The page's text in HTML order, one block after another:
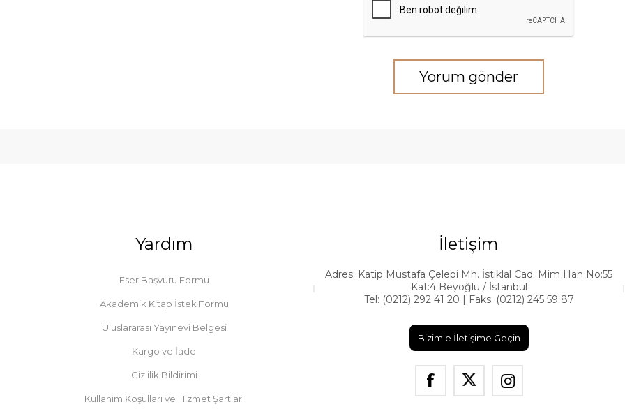
Yorum gönder
Yardım
Eser Başvuru Formu
Akademik Kitap İstek Formu
Uluslararası Yayınevi Belgesi
Kargo ve İade
Gizlilik Bildirimi
Kullanım Koşulları ve Hizmet Şartları
İletişim
Adres: Katip Mustafa Çelebi Mh. İstiklal Cad. Mim Han No:55
Kat:4 Beyoğlu / İstanbul
Tel: (0212) 292 41 20 | Faks: (0212) 245 59 87
Bizimle İletişime Geçin